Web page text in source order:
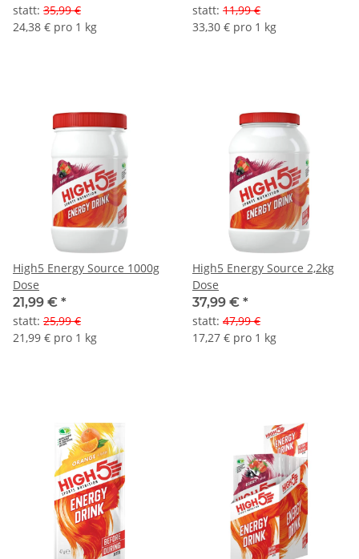
statt: 35,99 €
24,38 € pro 1 kg
statt: 11,99 €
33,30 € pro 1 kg
High5 Energy Source 1000g
Dose
21,99 € *
statt: 25,99 €
21,99 € pro 1 kg
High5 Energy Source 2,2kg
Dose
37,99 € *
statt: 47,99 €
17,27 € pro 1 kg